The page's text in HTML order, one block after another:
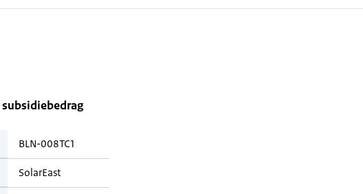
BLN-008TC1
SolarEast